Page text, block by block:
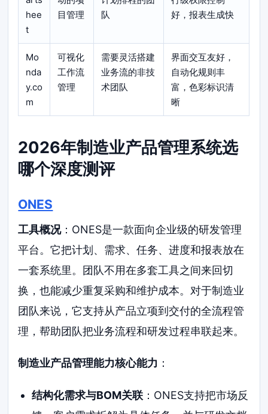
hee
t
目管理
队
好，报表生成快
Mo
nda
y.co
m
可视化
工作流
管理
需要灵活搭建
业务流的非技
术团队
界面交互友好，
自动化规则丰
富，色彩标识清
晰
2026年制造业产品管理系统选
哪个深度测评
ONES
工具概况：ONES是一款面向企业级的研发管理
平台。它把计划、需求、任务、进度和报表放在
一套系统里。团队不用在多套工具之间来回切
换，也能减少重复采购和维护成本。对于制造业
团队来说，它支持从产品立项到交付的全流程管
理，帮助团队把业务流程和研发过程串联起来。
制造业产品管理能力核心能力 ：
结构化需求与BOM关联：ONES支持把市场反